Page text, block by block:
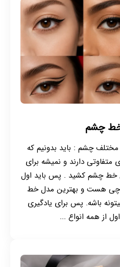
خط چشم
چشم : باید بدونیم که
دارند و نمیشه برای
چشم کشید . پس باید اول
چی هست و بهترین مدل خط
باشه. پس برای یادگیری
از همه انواع ...